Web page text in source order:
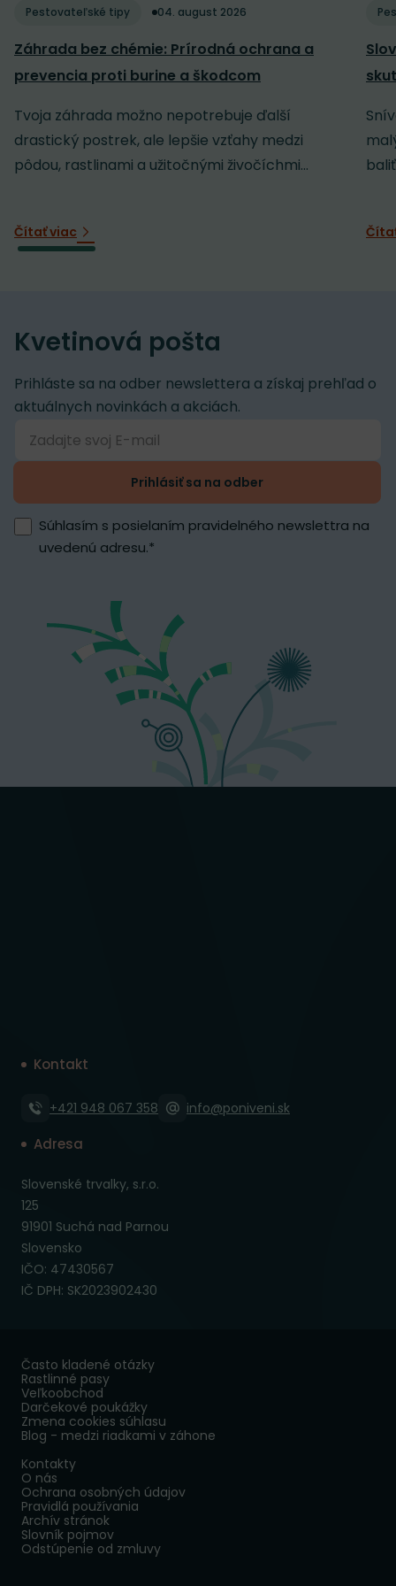
Pestovateľské tipy 04. august 2026
Záhrada bez chémie: Prírodná ochrana a
prevencia proti burine a škodcom
Tvoja záhrada možno nepotrebuje ďalší
drastický postrek, ale lepšie vzťahy medzi
pôdou, rastlinami a užitočnými živočíchmi...
Čítať viac
Kvetinová pošta
Prihláste sa na odber newslettera a získaj prehľad o
aktuálnych novinkách a akciách.
Prihlásiť sa na odber
Súhlasím s posielaním pravidelného newslettra na
uvedenú adresu.*
Kontakt
+421 948 067 358 info@poniveni.sk
Adresa
Slovenské trvalky, s.r.o.
125
91901 Suchá nad Parnou
Slovensko
IČO: 47430567
IČ DPH: SK2023902430
Často kladené otázky
Rastlinné pasy
Veľkoobchod
Darčekové poukážky
Zmena cookies súhlasu
Blog - medzi riadkami v záhone
Kontakty
O nás
Ochrana osobných údajov
Pravidlá používania
Archív stránok
Slovník pojmov
Odstúpenie od zmluvy